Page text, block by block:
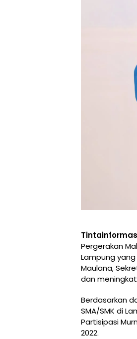
Pergerakan
Lampung
Maulana,
dan
Berdasarkan
SMA/SMK di
Partisipasi
2022.